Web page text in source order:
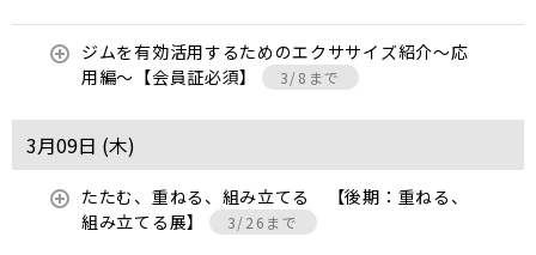
ジムを有効活用するためのエクササイズ紹介〜応
用編〜【会員証必須】
3/8まで
3月09日 (木)
たたむ、重ねる、組み立てる 【後期：重ねる、
組み立てる展】
3/26まで